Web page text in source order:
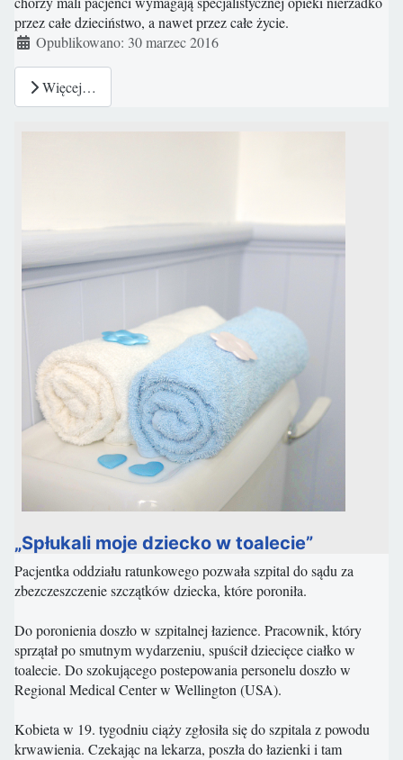
przez całe dzieciństwo, a nawet przez całe życie.
Szczegóły
Opublikowano: 30 marzec 2016
Więcej…
„Spłukali moje dziecko w toalecie”
Pacjentka oddziału ratunkowego pozwała szpital do sądu za
zbezczeszczenie szczątków dziecka, które poroniła.
Do poronienia doszło w szpitalnej łazience. Pracownik, który
sprzątał po smutnym wydarzeniu, spuścił dziecięce ciałko w
toalecie. Do szokującego postepowania personelu doszło w
Regional Medical Center w Wellington (USA).
Kobieta w 19. tygodniu ciąży zgłosiła się do szpitala z powodu
krwawienia. Czekając na lekarza, poszła do łazienki i tam